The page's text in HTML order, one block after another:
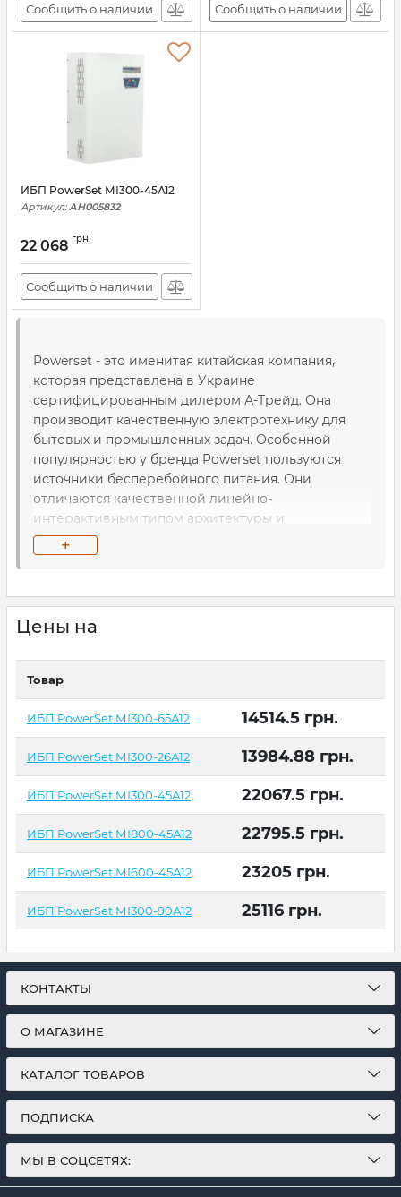
Сообщить о наличии Сообщить о наличии
ИБП PowerSet МІ300-45А12
Артикул: АН005832
22 068 грн.
Сообщить о наличии
Powerset - это именитая китайская компания,
которая представлена в Украине
сертифицированным дилером А-Трейд. Она
производит качественную электротехнику для
бытовых и промышленных задач. Особенной
популярностью у бренда Powerset пользуются
источники бесперебойного питания. Они
отличаются качественной линейно-
интерактивным типом архитектуры и
качественной аккумуляторной батареей, а значит,
продолжительной работой. Если вам нужен
продукция бренда Powerset - то, что нужно.
+
Цены на
Товар
ИБП PowerSet МІ300-65А12 14514.5 грн.
ИБП PowerSet МІ300-26А12 13984.88 грн.
ИБП PowerSet МІ300-45А12 22067.5 грн.
ИБП PowerSet МІ800-45А12 22795.5 грн.
ИБП PowerSet МІ600-45А12 23205 грн.
ИБП PowerSet МІ300-90А12 25116 грн.
КОНТАКТЫ
О МАГАЗИНЕ
КАТАЛОГ ТОВАРОВ
ПОДПИСКА
МЫ В СОЦСЕТЯХ: